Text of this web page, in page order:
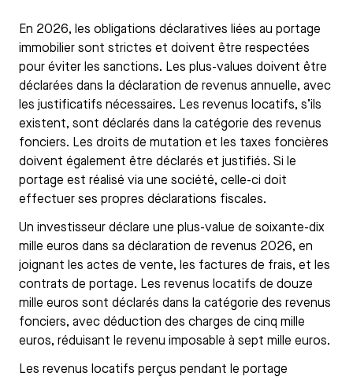
En 2026, les obligations déclaratives liées au portage
immobilier sont strictes et doivent être respectées
pour éviter les sanctions. Les plus-values doivent être
déclarées dans la déclaration de revenus annuelle, avec
les justificatifs nécessaires. Les revenus locatifs, s’ils
existent, sont déclarés dans la catégorie des revenus
fonciers. Les droits de mutation et les taxes foncières
doivent également être déclarés et justifiés. Si le
portage est réalisé via une société, celle-ci doit
effectuer ses propres déclarations fiscales.
Un investisseur déclare une plus-value de soixante-dix
mille euros dans sa déclaration de revenus 2026, en
joignant les actes de vente, les factures de frais, et les
contrats de portage. Les revenus locatifs de douze
mille euros sont déclarés dans la catégorie des revenus
fonciers, avec déduction des charges de cinq mille
euros, réduisant le revenu imposable à sept mille euros.
Les revenus locatifs perçus pendant le portage